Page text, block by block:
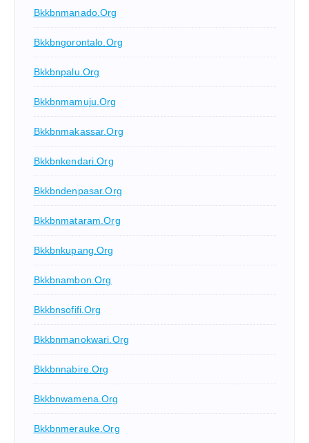
Bkkbnmanado.org
Bkkbngorontalo.org
Bkkbnpalu.org
Bkkbnmamuju.org
Bkkbnmakassar.org
Bkkbnkendari.org
Bkkbndenpasar.org
Bkkbnmataram.org
Bkkbnkupang.org
Bkkbnambon.org
Bkkbnsofifi.org
Bkkbnmanokwari.org
Bkkbnnabire.org
Bkkbnwamena.org
Bkkbnmerauke.org